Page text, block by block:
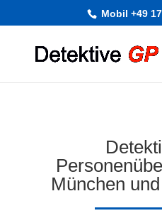
Mobil +49
München